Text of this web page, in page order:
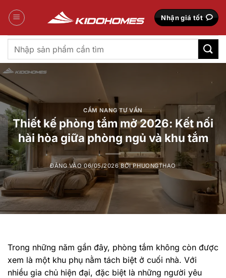
qua
Nhận giá tốt
Tìm
kiếm:
CẨM NANG TƯ VẤN
Thiết kế phòng tắm mở 2026: Kết nối
hài hòa giữa phòng ngủ và khu tắm
ĐĂNG VÀO06/05/2026 BỞIPHUONGTHAO
Trong những năm gần đây, phòng tắm không còn được
xem là một khu phụ nằm tách biệt ở cuối nhà. Với
nhiều gia chủ hiện đại, đặc biệt là những người yêu